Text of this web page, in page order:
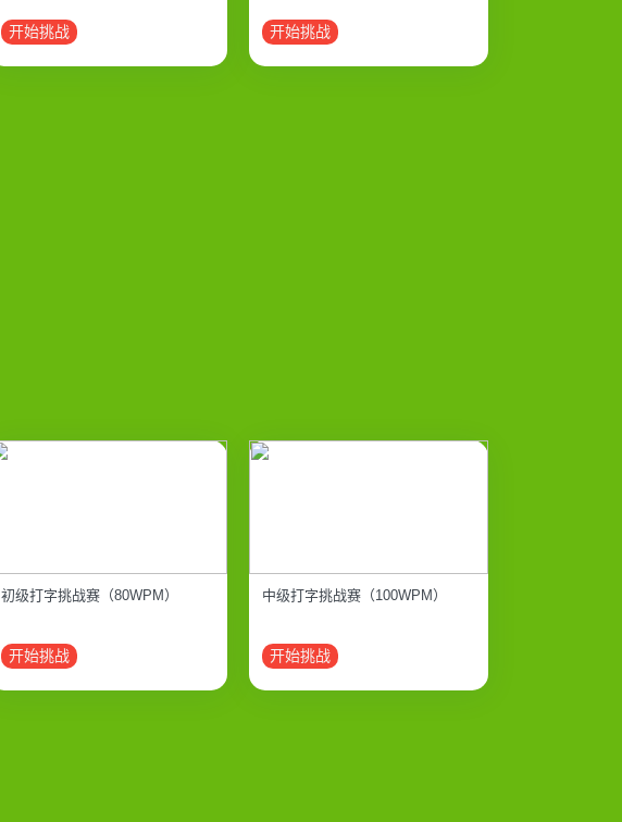
开始挑战 开始挑战
初级打字挑战赛（80WPM）
开始挑战
中级打字挑战赛（100WPM）
开始挑战